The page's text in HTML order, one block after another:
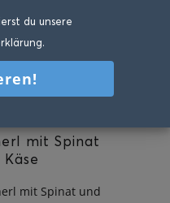
mit Spinat
mit Spinat und
du unsere